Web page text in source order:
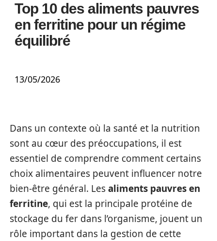
Top 10 des aliments pauvres
en ferritine pour un régime
équilibré
13/05/2026
Dans un contexte où la santé et la nutrition
sont au cœur des préoccupations, il est
essentiel de comprendre comment certains
choix alimentaires peuvent influencer notre
bien-être général. Lesaliments pauvres en
ferritine, qui est la principale protéine de
stockage du fer dans l’organisme, jouent un
rôle important dans la gestion de cette